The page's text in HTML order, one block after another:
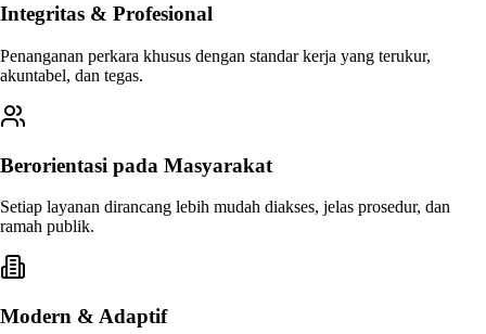
Integritas & Profesional
Penanganan perkara khusus dengan standar kerja yang terukur,
akuntabel, dan tegas.
Berorientasi pada Masyarakat
Setiap layanan dirancang lebih mudah diakses, jelas prosedur, dan
ramah publik.
Modern & Adaptif